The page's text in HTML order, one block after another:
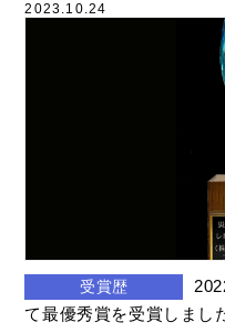
2023.10.24
受賞歴
て最優秀賞を受賞しまし